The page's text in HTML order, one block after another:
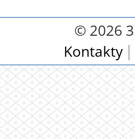
© 2026
Kontakty